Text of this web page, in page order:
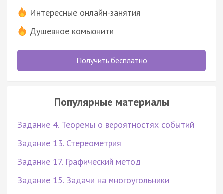
Интересные онлайн-занятия
Душевное комьюнити
Получить бесплатно
Популярные материалы
Задание 4. Теоремы о вероятностях событий
Задание 13. Стереометрия
Задание 17. Графический метод
Задание 15. Задачи на многоугольники